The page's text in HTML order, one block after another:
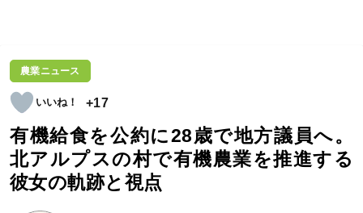
農業ニュース
+17
有機給食を公約に28歳で地方議員へ。
北アルプスの村で有機農業を推進する
彼女の軌跡と視点